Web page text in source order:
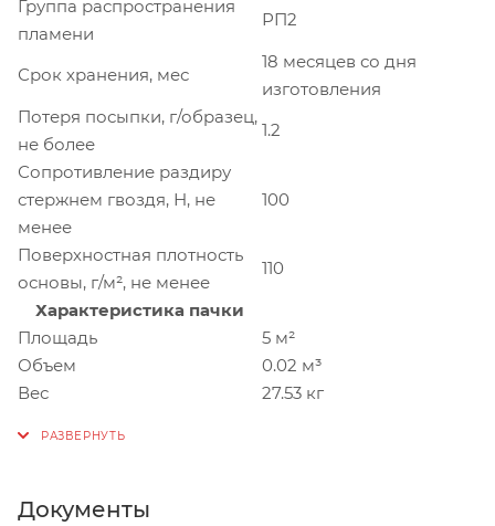
Группа распространения
пламени
РП2
Срок хранения, мес
18 месяцев со дня
изготовления
Потеря посыпки, г/образец,
не более
1.2
Сопротивление раздиру
стержнем гвоздя, Н, не
менее
100
Поверхностная плотность
основы, г/м², не менее
110
Характеристика пачки
Площадь
5 м²
Объем
0.02 м³
Вес
27.53 кг
Документы